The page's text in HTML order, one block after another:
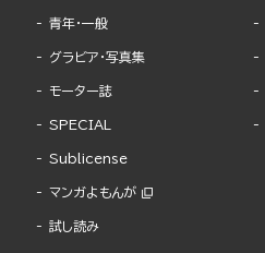
青年・一般
グラビア・写真集
モーター誌
SPECIAL
Sublicense
マンガよもんが
試し読み